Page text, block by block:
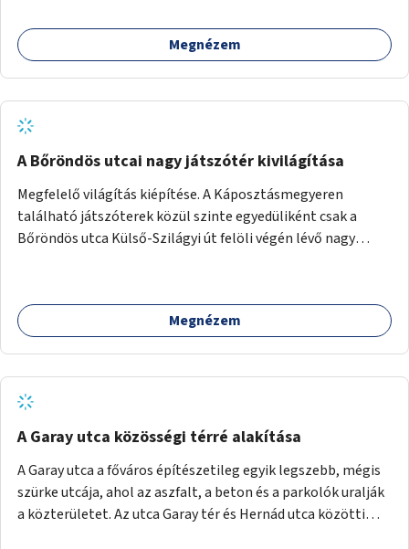
Megnézem
A Bőröndös utcai nagy játszótér kivilágítása
Megfelelő világítás kiépítése. A Káposztásmegyeren
található játszóterek közül szinte egyedüliként csak a
Bőröndös utca Külső-Szilágyi út felöli végén lévő nagy
Megnézem
A Garay utca közösségi térré alakítása
A Garay utca a főváros építészetileg egyik legszebb, mégis
szürke utcája, ahol az aszfalt, a beton és a parkolók uralják
a közterületet. Az utca Garay tér és Hernád utca közötti